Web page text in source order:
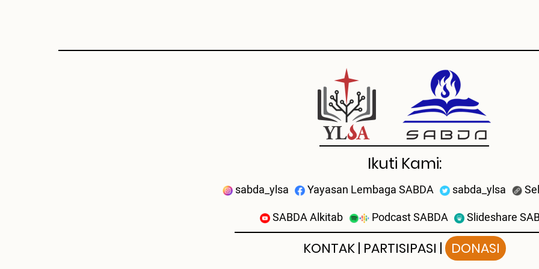
Ikuti Kami:
sabda_ylsa Yayasan Lembaga SABDA sabda_ylsa
SABDA Alkitab
Podcast SABDA Slideshare
KONTAK| PARTISIPASI | DONASI